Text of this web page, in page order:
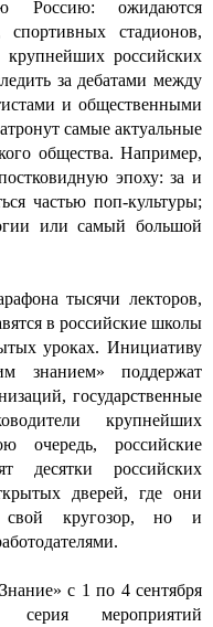
Россию: ожидаются
спортивных стадионов,
крупнейших российских
за дебатами между
и общественными
самые актуальные
общества. Например,
эпоху: за и
частью поп-культуры;
или самый большой
тысячи лекторов,
в российские школы
уроках. Инициативу
знанием» поддержат
государственные
крупнейших
очередь, российские
десятки российских
дверей, где они
свой кругозор, но и
с 1 по 4 сентября
мероприятий